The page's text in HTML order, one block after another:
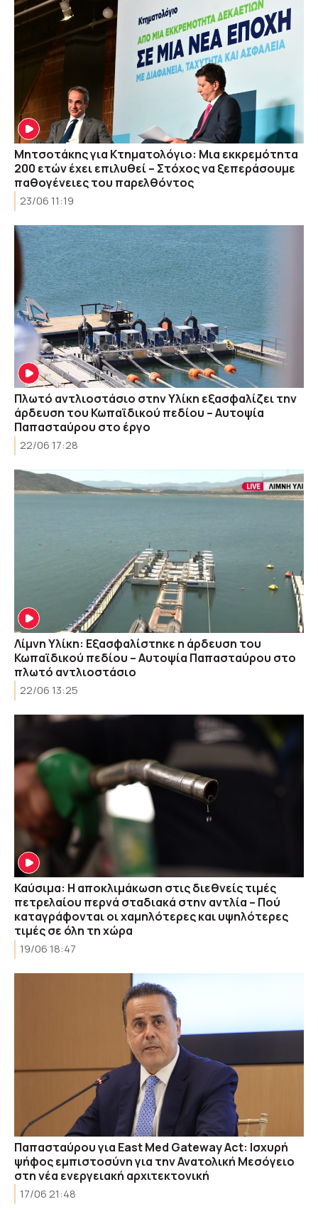
Μητσοτάκης για Κτηματολόγιο: Μια εκκρεμότητα
200 ετών έχει επιλυθεί – Στόχος να ξεπεράσουμε
παθογένειες του παρελθόντος
23/06 11:19
Πλωτό αντλιοστάσιο στην Υλίκη εξασφαλίζει την
άρδευση του Κωπαϊδικού πεδίου – Αυτοψία
Παπασταύρου στο έργο
22/06 17:28
Λίμνη Υλίκη: Εξασφαλίστηκε η άρδευση του
Κωπαϊδικού πεδίου – Αυτοψία Παπασταύρου στο
πλωτό αντλιοστάσιο
22/06 13:25
Καύσιμα: Η αποκλιμάκωση στις διεθνείς τιμές
πετρελαίου περνά σταδιακά στην αντλία – Πού
καταγράφονται οι χαμηλότερες και υψηλότερες
τιμές σε όλη τη χώρα
19/06 18:47
Παπασταύρου για East Med Gateway Act: Ισχυρή
ψήφος εμπιστοσύνη για την Ανατολική Μεσόγειο
στη νέα ενεργειακή αρχιτεκτονική
17/06 21:48